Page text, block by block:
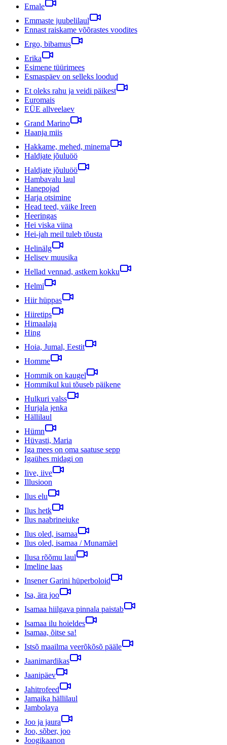
Emale
Emmaste juubelilaul
Ennast raiskame võõrastes voodites
Ergo, bibamus
Erika
Esimene tüürimees
Esmaspäev on selleks loodud
Et oleks rahu ja veidi päikest
Euromais
EÜE allveelaev
Grand Marino
Haanja miis
Hakkame, mehed, minema
Haldjate jõuluöö
Haldjate jõuluöö
Hambavalu laul
Hanepojad
Harja otsimine
Head teed, väike Ireen
Heeringas
Hei viska viina
Hei-jah meil tuleb tõusta
Helinälg
Helisev muusika
Hellad vennad, astkem kokku
Helmi
Hiir hüppas
Hiiretips
Himaalaja
Hing
Hoia, Jumal, Eestit
Homme
Hommik on kaugel
Hommikul kui tõuseb päikene
Hulkuri valss
Hurjala jenka
Hällilaul
Hümn
Hüvasti, Maria
Iga mees on oma saatuse sepp
Igaühes midagi on
Iive, iive
Illusioon
Ilus elu
Ilus hetk
Ilus naabrineiuke
Ilus oled, isamaa
Ilus oled, isamaa / Munamäel
Ilusa rõõmu laul
Imeline laas
Insener Garini hüperboloid
Isa, ära joo
Isamaa hiilgava pinnala paistab
Isamaa ilu hoieldes
Isamaa, õitse sa!
Istsõ maailma veerõkõsõ pääle
Jaanimardikas
Jaanipäev
Jahitrofeed
Jamaika hällilaul
Jambolaya
Joo ja jaura
Joo, sõber, joo
Joogikaanon